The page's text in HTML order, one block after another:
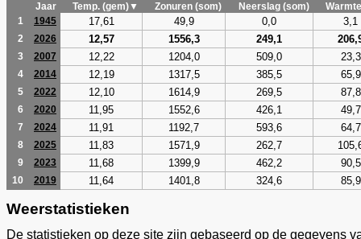
Jaar
Temp. (gem)▼ Zonuren (som) Neerslag (som)
1
1945 17,61 49,9 0,0 3,1
2 2026 12,57 1556,3 249,1
3 2007 12,22 1204,0 509,0 23,3
4 2014 12,19 1317,5 385,5 65,9
5 2022 12,10 1614,9 269,5 87,8
6 2020 11,95 1552,6 426,1 49,7
7 2024 11,91 1192,7 593,6 64,7
8 2025 11,83 1571,9 262,7
9 2023 11,68 1399,9 462,2 90,5
10 2019 11,64 1401,8 324,6 85,9
Weerstatistieken
De statistieken op deze site zijn gebaseerd op de gegevens